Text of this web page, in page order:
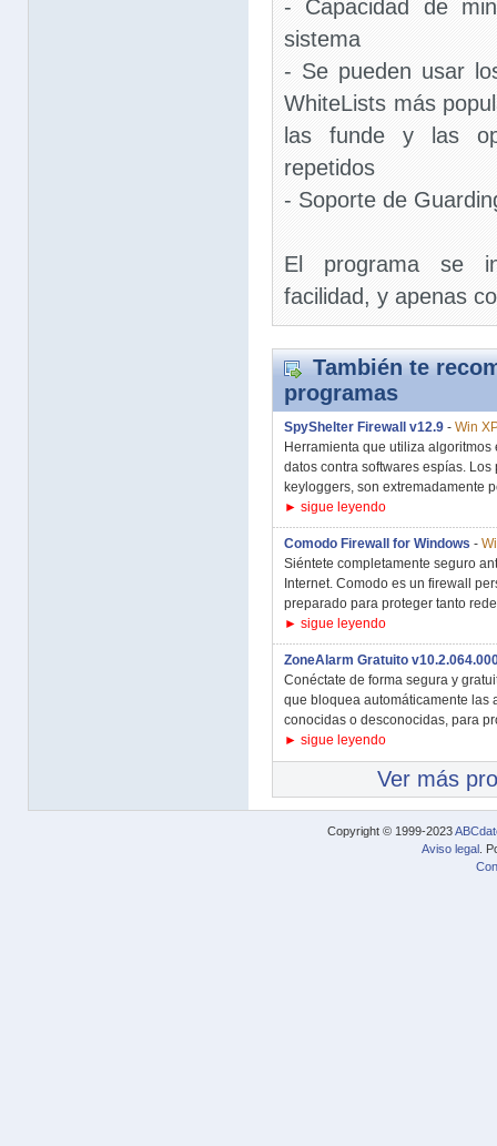
- Capacidad de
sistema
- Se pueden usar
WhiteLists más
las funde y las
repetidos
- Soporte de
El programa se
facilidad, y apenas
También te
programas
SpyShelter Firewall v12.9 - Win
Herramienta que utiliza
datos contra softwares espías.
keyloggers, son extremadamente
► sigue leyendo
Comodo Firewall for Windows -
Siéntete completamente seguro
Internet. Comodo es un firewall
preparado para proteger tanto
► sigue leyendo
ZoneAlarm Gratuito
Conéctate de forma segura y
que bloquea automáticamente las
conocidas o desconocidas, para
► sigue leyendo
Ver más
Copyright © 1999-2023
Aviso legal .